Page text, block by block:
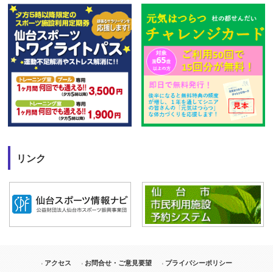
リンク
アクセス お問合せ・ご意見要望 プライバシーポリシー